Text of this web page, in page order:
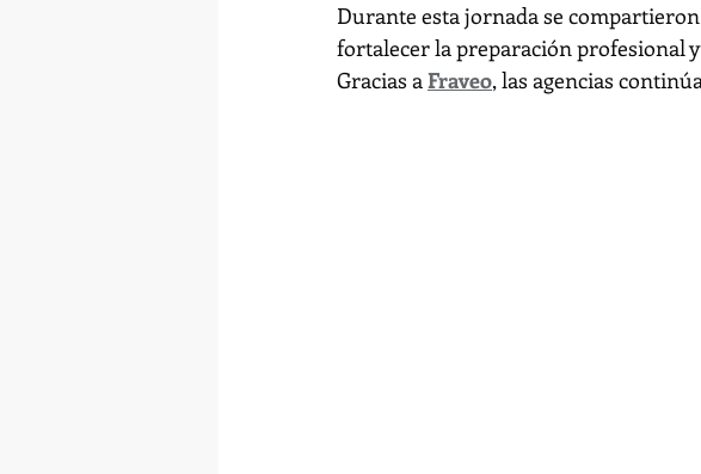
Durante esta jornada se
fortalecer la preparación profesional
Gracias a Fraveo, las agencias